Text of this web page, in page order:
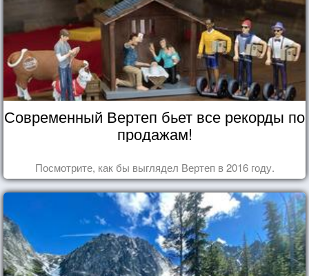
Современный Вертеп бьет все рекорды по
продажам!
Посмотрите, как бы выглядел Вертеп в 2016 году.